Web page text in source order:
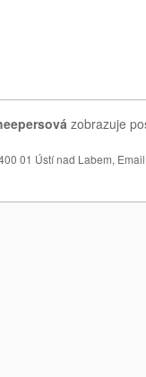
zobrazuje
01 Ústí nad Labem,